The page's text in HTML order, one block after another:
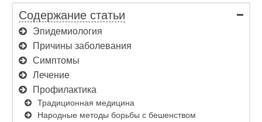
Содержание статьи
Эпидемиология
Причины заболевания
Симптомы
Лечение
Профилактика
Традиционная медицина
Народные методы борьбы с бешенством